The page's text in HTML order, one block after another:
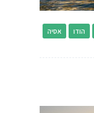
אסיה הודו